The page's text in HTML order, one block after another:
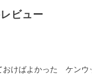
ビュー
おけばよかった ケン